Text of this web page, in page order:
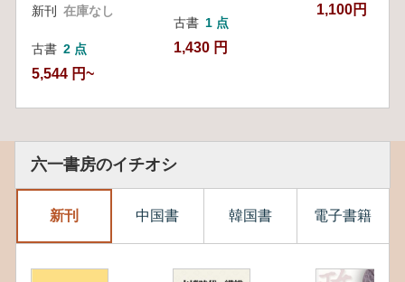
新刊 在庫なし
古書 2 点
5,544 円~
古書 1 点
1,430 円
1,100円
六一書房のイチオシ
新刊 中国書 韓国書 電子書籍